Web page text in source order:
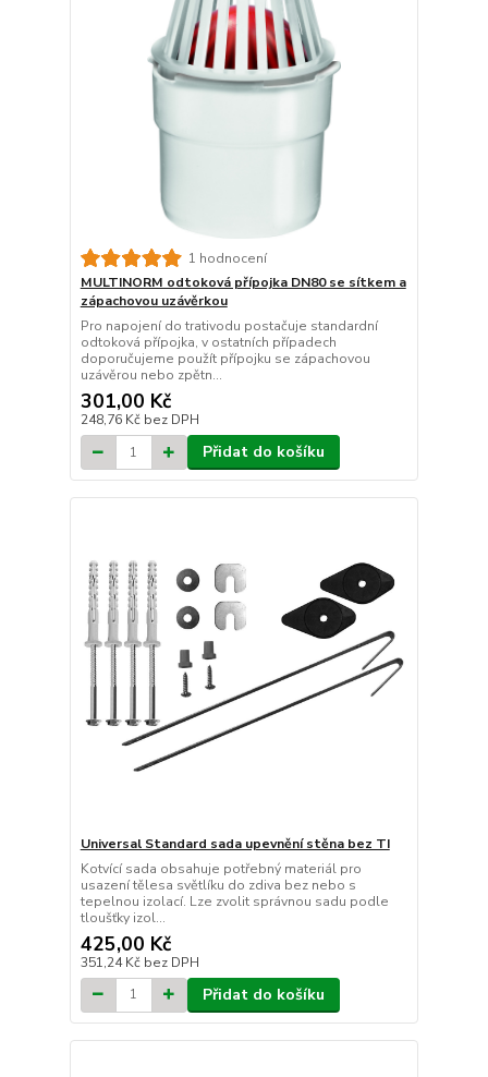
1 hodnocení
MULTINORM odtoková přípojka DN80 se sítkem a
zápachovou uzávěrkou
Pro napojení do trativodu postačuje standardní
odtoková přípojka, v ostatních případech
doporučujeme použít přípojku se zápachovou
uzávěrou nebo zpětn...
301,00 Kč
248,76 Kč bez DPH
Přidat do košíku
Universal Standard sada upevnění stěna bez TI
Kotvící sada obsahuje potřebný materiál pro
usazení tělesa světlíku do zdiva bez nebo s
tepelnou izolací. Lze zvolit správnou sadu podle
tloušťky izol...
425,00 Kč
351,24 Kč bez DPH
Přidat do košíku